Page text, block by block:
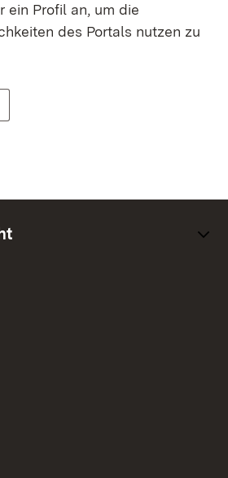
ein Profil an, um die
des Portals nutzen zu